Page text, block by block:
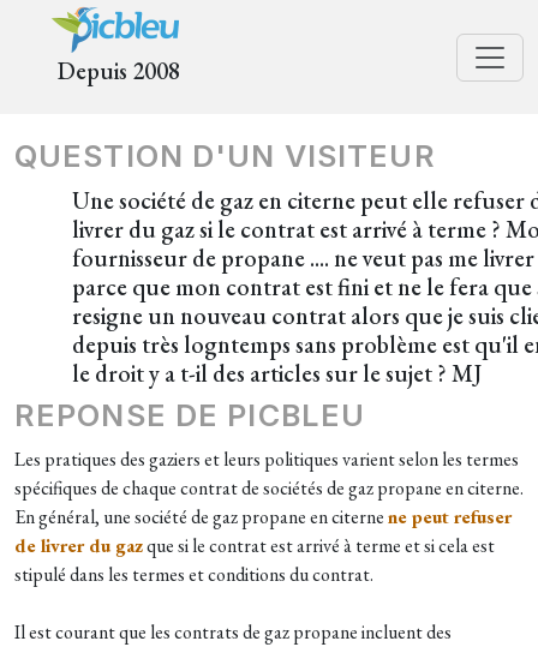
Depuis 2008
QUESTION D'UN VISITEUR
Une société de gaz en citerne peut elle refuser
livrer du gaz si le contrat est arrivé à terme ?
fournisseur de propane .... ne veut pas me livrer
parce que mon contrat est fini et ne le fera que
resigne un nouveau contrat alors que je suis
depuis très logntemps sans problème est qu'il
le droit y a t-il des articles sur le sujet ? MJ
REPONSE DE PICBLEU
Les pratiques des gaziers et leurs politiques varient selon les termes
spécifiques de chaque contrat de sociétés de gaz propane en citerne.
En général, une société de gaz propane en citernene peut refuser
de livrer du gazque si le contrat est arrivé à terme et si cela est
stipulé dans les termes et conditions du contrat.
Il est courant que les contrats de gaz propane incluent des